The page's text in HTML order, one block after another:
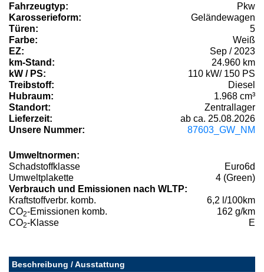
Fahrzeugtyp:
Pkw
Karosserieform:
Geländewagen
Türen:
5
Farbe:
Weiß
EZ:
Sep / 2023
km-Stand:
24.960 km
kW / PS:
110 kW/ 150 PS
Treibstoff:
Diesel
Hubraum:
1.968 cm³
Standort:
Zentrallager
Lieferzeit:
ab ca. 25.08.2026
Unsere Nummer:
87603_GW_NM
Umweltnormen:
Schadstoffklasse
Euro6d
Umweltplakette
4 (Green)
Verbrauch und Emissionen nach WLTP:
Kraftstoffverbr. komb.
6,2 l/100km
CO2-Emissionen komb.
162 g/km
CO2-Klasse E
Beschreibung / Ausstattung